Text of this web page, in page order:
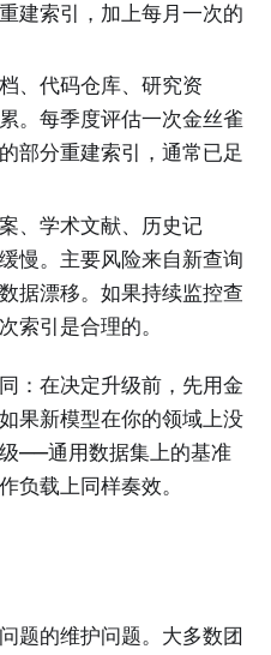
建索引，加上每月一次的
档、代码仓库、研究资
。每季度评估一次金丝雀
部分重建索引，通常已足
案、学术文献、历史记
慢。主要风险来自新查询
据漂移。如果持续监控查
索引是合理的。
：在决定升级前，先用金
果新模型在你的领域上没
——通用数据集上的基准
负载上同样奏效。
题的维护问题。大多数团